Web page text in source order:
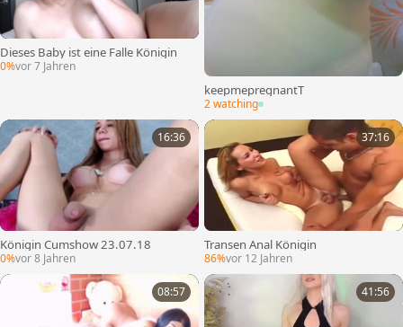
Dieses Baby ist eine Falle Königin
0%vor 7 Jahren
keepmepregnantT
2 watching
16:36
Königin Cumshow 23.07.18
0%vor 8 Jahren
37:16
Transen Anal Königin
86%vor 12 Jahren
08:57 41:56